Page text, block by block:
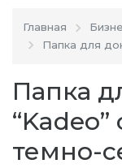
Главная
Папка для
Папка
темно-